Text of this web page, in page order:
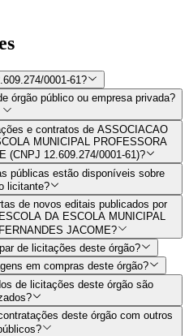
0001-61?
órgão público ou empresa privada?
e contratos de ASSOCIACAO
MUNICIPAL PROFESSORA
(CNPJ 12.609.274/0001-61)?
públicas estão disponíveis sobre
licitante?
de novos editais publicados por
DA ESCOLA MUNICIPAL
JACOME?
de licitações deste órgão?
em compras deste órgão?
de licitações deste órgão são
deste órgão com outros